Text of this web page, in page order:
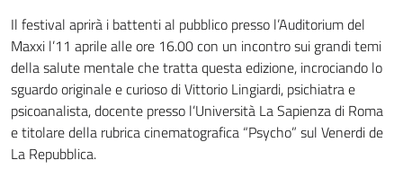
Il festival aprirà i battenti al pubblico presso l’Auditorium del
Maxxi l’11 aprile alle ore 16.00 con un incontro sui grandi temi
della salute mentale che tratta questa edizione, incrociando lo
sguardo originale e curioso di Vittorio Lingiardi, psichiatra e
psicoanalista, docente presso l’Università La Sapienza di Roma
e titolare della rubrica cinematografica “Psycho” sul Venerdi de
La Repubblica.